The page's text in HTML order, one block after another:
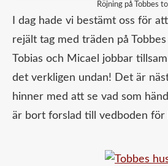
Röjning på Tobbes
I dag hade vi bestämt oss för
rejält tag med träden på
Tobias och Micael jobbar
det verkligen undan! Det är
hinner med att se vad som
är bort forslad till vedboden för